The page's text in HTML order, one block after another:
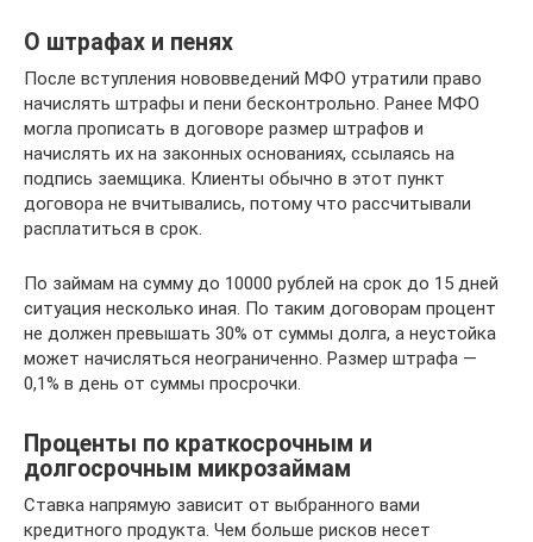
О штрафах и пенях
После вступления нововведений МФО утратили право
начислять штрафы и пени бесконтрольно. Ранее МФО
могла прописать в договоре размер штрафов и
начислять их на законных основаниях, ссылаясь на
подпись заемщика. Клиенты обычно в этот пункт
договора не вчитывались, потому что рассчитывали
расплатиться в срок.
По займам на сумму до 10000 рублей на срок до 15 дней
ситуация несколько иная. По таким договорам процент
не должен превышать 30% от суммы долга, а неустойка
может начисляться неограниченно. Размер штрафа —
0,1% в день от суммы просрочки.
Проценты по краткосрочным и
долгосрочным микрозаймам
Ставка напрямую зависит от выбранного вами
кредитного продукта. Чем больше рисков несет